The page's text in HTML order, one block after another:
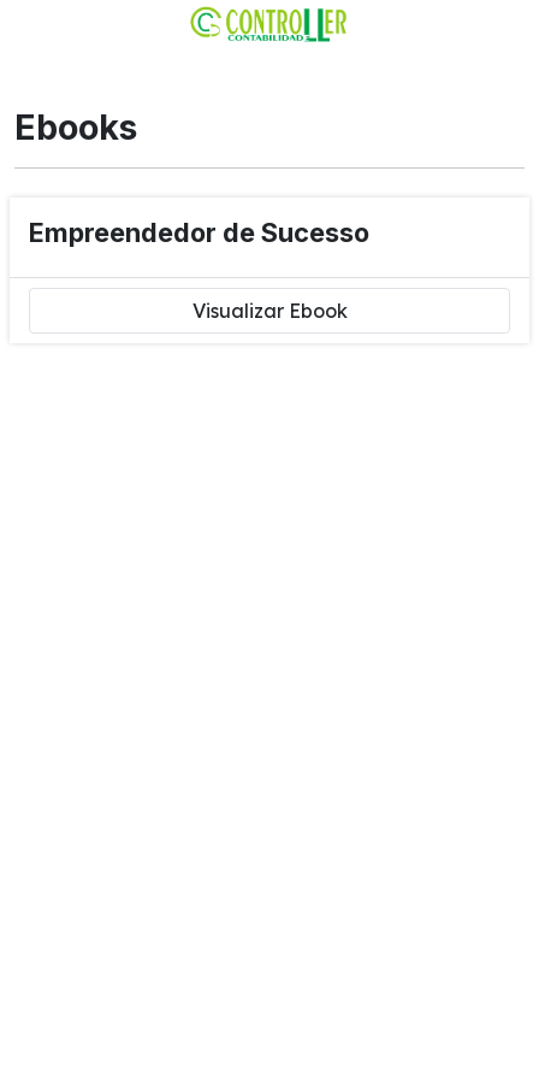
Ebooks
Empreendedor de Sucesso
Visualizar Ebook